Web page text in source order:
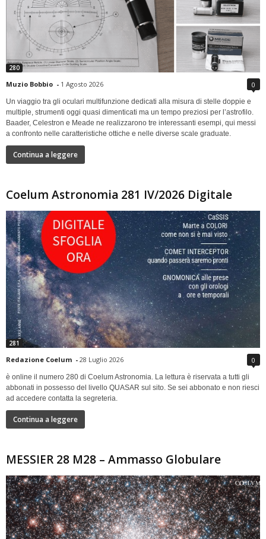
280
Muzio Bobbio - 1 Agosto 2026 0
Un viaggio tra gli oculari multifunzione dedicati alla misura di stelle doppie e
multiple, strumenti oggi quasi dimenticati ma un tempo preziosi per l’astrofilo.
Baader, Celestron e Meade ne realizzarono tre interessanti esempi, qui messi
a confronto nelle caratteristiche ottiche e nelle diverse scale graduate.
Continua a leggere
Coelum Astronomia 281 IV/2026 Digitale
281
Redazione Coelum - 28 Luglio 2026 0
è online il numero 280 di Coelum Astronomia. La lettura è riservata a tutti gli
abbonati in possesso del livello QUASAR sul sito. Se sei abbonato e non riesci
ad accedere contatta la segreteria.
Continua a leggere
MESSIER 28 M28 – Ammasso Globulare